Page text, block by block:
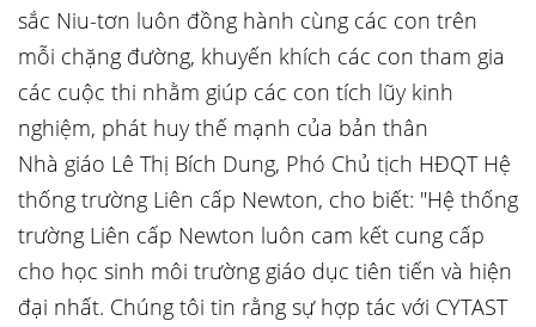
sắc Niu-tơn luôn đồng hành cùng các con trên
mỗi chặng đường, khuyến khích các con tham gia
các cuộc thi nhằm giúp các con tích lũy kinh
nghiệm, phát huy thế mạnh của bản thân
Nhà giáo Lê Thị Bích Dung, Phó Chủ tịch HĐQT Hệ
thống trường Liên cấp Newton, cho biết: "Hệ thống
trường Liên cấp Newton luôn cam kết cung cấp
cho học sinh môi trường giáo dục tiên tiến và hiện
đại nhất. Chúng tôi tin rằng sự hợp tác với CYTAST